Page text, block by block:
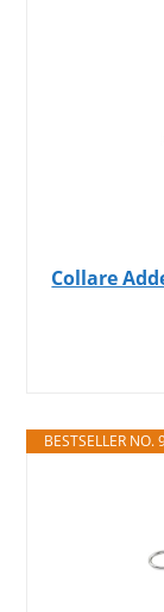
Collare
BESTSELLER NO.